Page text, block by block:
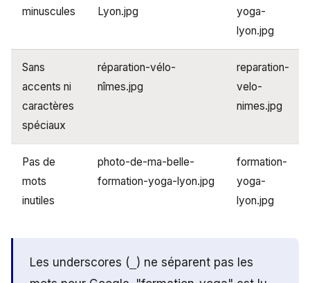
minuscules
Lyon.jpg
yoga-
lyon.jpg
Sans
accents ni
caractères
spéciaux
réparation-vélo-
nîmes.jpg
reparation-
velo-
nimes.jpg
Pas de
mots
inutiles
photo-de-ma-belle-
formation-yoga-lyon.jpg
formation-
yoga-
lyon.jpg
Les underscores ( ) ne séparent pas les